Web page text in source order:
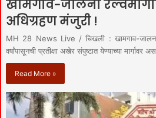
खामगाव-जालना
अधिग्रहण मंजुरी !
MH 28 News Live / चिखली : खामगाव-जालना
वर्षांपासूनची प्रतीक्षा अखेर संपुष्टात येण्याच्या मार्गावर
Read More »